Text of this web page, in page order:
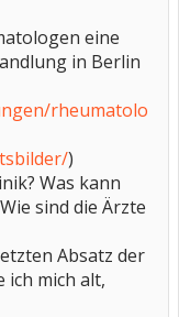
eine
in Berlin
rheumatolo
)
Was kann
sind die Ärzte
Absatz der
ich mich alt,